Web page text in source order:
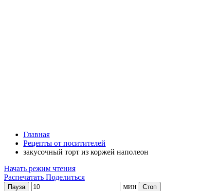
Главная
Рецепты от поситителей
закусочный торт из коржей наполеон
Начать режим чтения
Распечатать Поделиться
Пауза мин
Стоп